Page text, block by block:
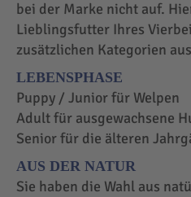
bei der Marke nicht auf.
Lieblingsfutter Ihres
zusätzlichen Kategorien
LEBENSPHASE
Puppy / Junior für Welpen
Adult für ausgewachsene
Senior für die älteren
AUS DER NATUR
Sie haben die Wahl aus